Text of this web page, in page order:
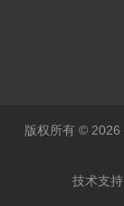
版权所有 ©
技术支持